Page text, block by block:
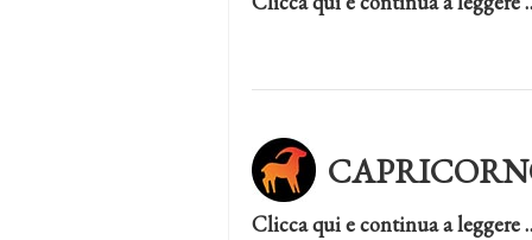
Clicca qui e continua a leggere